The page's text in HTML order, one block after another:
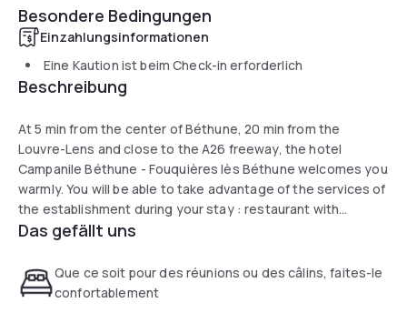
Besondere Bedingungen
Einzahlungsinformationen
Eine Kaution ist beim Check-in erforderlich
Beschreibung
At 5 min from the center of Béthune, 20 min from the
Louvre-Lens and close to the A26 freeway, the hotel
Campanile Béthune - Fouquières lès Béthune welcomes you
warmly. You will be able to take advantage of the services of
the establishment during your stay : restaurant with
terrace, lounge area (with cable channels), free parking and
Das gefällt uns
Que ce soit pour des réunions ou des câlins, faites-le
confortablement